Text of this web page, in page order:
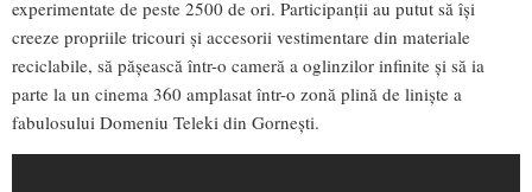
experimentate de peste 2500 de ori. Participanții au putut să își
creeze propriile tricouri și accesorii vestimentare din materiale
reciclabile, să pășească într-o cameră a oglinzilor infinite și să ia
parte la un cinema 360 amplasat într-o zonă plină de liniște a
fabulosului Domeniu Teleki din Gornești.